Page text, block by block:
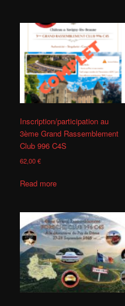
Inscription/participation au
3ème Grand Rassemblement
Club 996 C4S
62,00€
Read more